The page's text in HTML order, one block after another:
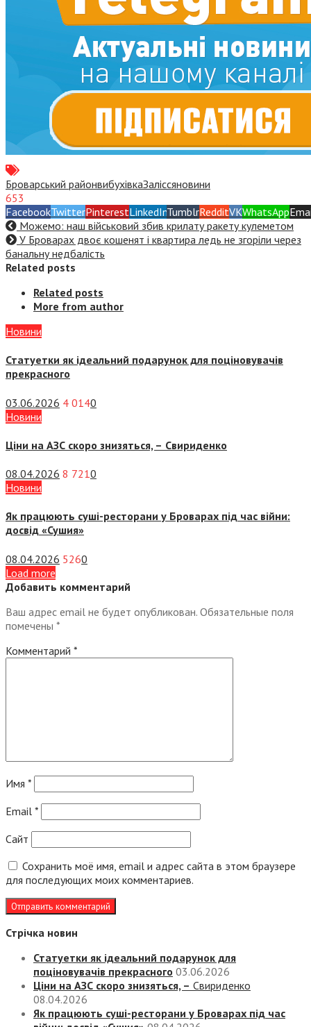
Броварський районвибухівкаЗаліссяновини
653
FacebookTwitterPinterestLinkedInTumblrRedditVKWhatsApp
Можемо: наш військовий збив крилату ракету кулеметом
У Броварах двоє кошенят і квартира ледь не згоріли через
банальну недбалість
Related posts
Related posts
More from author
Новини
Статуетки як ідеальний подарунок для поціновувачів
прекрасного
03.06.2026 4 0140
Новини
Ціни на АЗС скоро знизяться, – Свириденко
08.04.2026 8 7210
Новини
Як працюють суші-ресторани у Броварах під час війни:
досвід «Сушия»
08.04.2026 5260
Load more
Добавить комментарий
Ваш адрес email не будет опубликован. Обязательные поля
помечены *
Комментарий *
Имя *
Email *
Сайт
Сохранить моё имя, email и адрес сайта в этом браузере
для последующих моих комментариев.
Стрічка новин
Статуетки як ідеальний подарунок для
поціновувачів прекрасного 03.06.2026
Ціни на АЗС скоро знизяться, – Свириденко
08.04.2026
Як працюють суші-ресторани у Броварах під час